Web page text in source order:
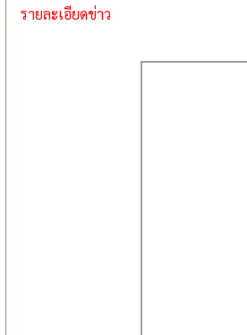
รายละเอียดข่าว